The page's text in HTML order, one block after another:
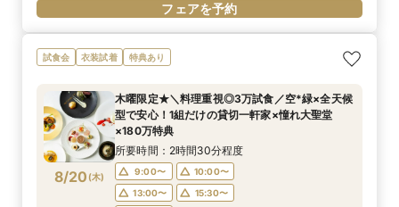
フェアを予約
試食会 衣装試着 特典あり
8/20 (木)
木曜限定★＼料理重視◎3万試食／空*緑×全天候
型で安心！1組だけの貸切一軒家×憧れ大聖堂
×180万特典
所要時間：2時間30分程度
9:00〜
10:00〜
13:00〜
15:30〜